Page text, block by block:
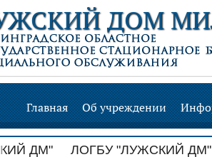
ДОМ
Главная Об учреждении
ДМ" ЛОГБУ "ЛУЖСКИЙ ДМ"